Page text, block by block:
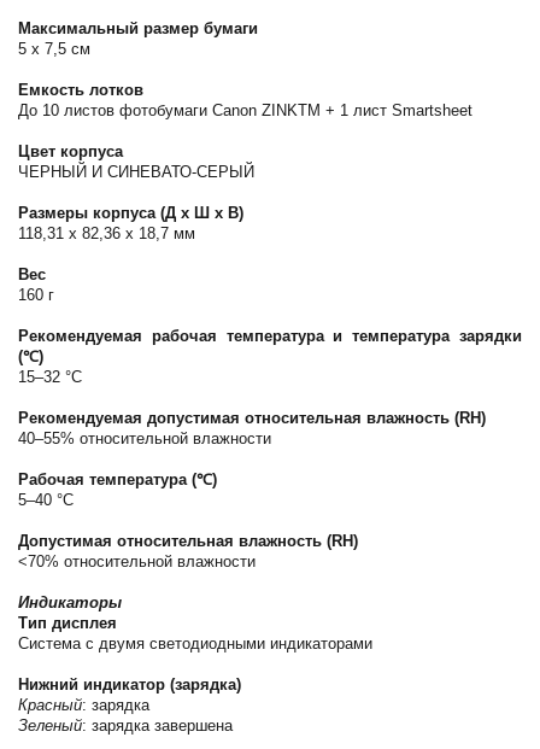
Максимальный размер бумаги
5 x 7,5 см
Емкость лотков
До 10 листов фотобумаги Canon ZINKTM + 1 лист Smartsheet
Цвет корпуса
ЧЕРНЫЙ И СИНЕВАТО-СЕРЫЙ
Размеры корпуса (Д х Ш х В)
118,31 x 82,36 x 18,7 мм
Вес
160 г
Рекомендуемая рабочая температура и температура зарядки
(℃)
15–32 °C
Рекомендуемая допустимая относительная влажность (RH)
40–55% относительной влажности
Рабочая температура (℃)
5–40 °C
Допустимая относительная влажность (RH)
<70% относительной влажности
Индикаторы
Тип дисплея
Система с двумя светодиодными индикаторами
Нижний индикатор (зарядка)
Красный: зарядка
Зеленый: зарядка завершена